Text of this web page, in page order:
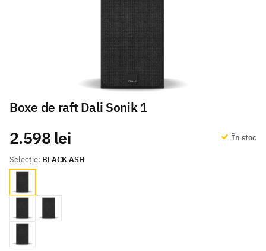
Boxe de raft Dali Sonik 1
În stoc
Selecție: BLACK ASH
2.598 lei